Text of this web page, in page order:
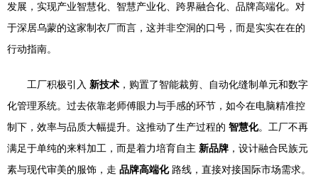
发展，实现产业智慧化、智慧产业化、跨界融合化、品牌高端化。对
于深居乌蒙的这家制衣厂而言，这并非空洞的口号，而是实实在在的
行动指南。
工厂积极引入 新技术 ，购置了智能裁剪、自动化缝制单元和数字
化管理系统。过去依靠老师傅眼力与手感的环节，如今在电脑精准控
制下，效率与品质大幅提升。这推动了生产过程的 智慧化。工厂不再
满足于单纯的来料加工，而是着力培育自主 新品牌 ，设计融合民族元
素与现代审美的服饰，走 品牌高端化路线，直接对接国际市场需求。